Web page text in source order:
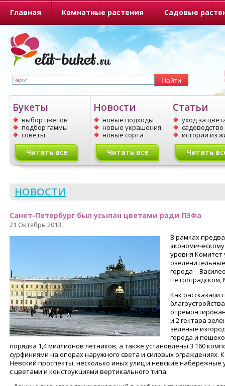
Главная Комнатные растения Садовые
О портале
Букеты
выбор цветов
подбор гаммы
советы
Читать все
Новости
новые подходы
новые украшения
новые сорта
Читать все
Статьи
уход за
садоводство
истории из
Читать
НОВОСТИ
Санкт-Петербург был усыпан цветами ради ПЭФа
21 Октябрь 2013
В рамках
уровня Комитет
города –
Петроградском,
Как рассказали
и 2 гектара
зеленые
города и
порядка 1,4 миллионов летников, а также установлены 3 160
сурфиниями на опорах наружного света и силовых ограждениях.
Невский проспекты, несколько иных улиц и невские
с цветами и конструкциями вертикального типа.